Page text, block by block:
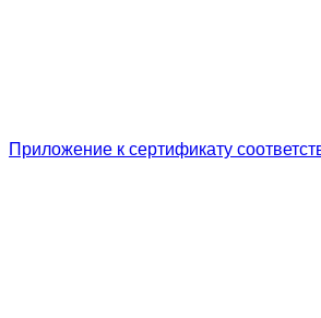
Приложение к сертификату